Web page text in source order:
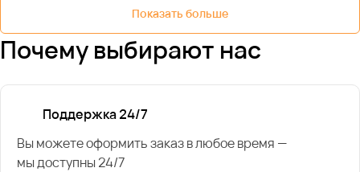
Показать больше
Почему выбирают нас
Поддержка 24/7
Вы можете оформить заказ в любое время —
мы доступны 24/7